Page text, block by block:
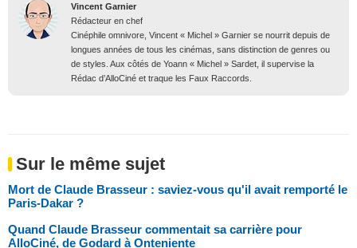
Vincent Garnier
Rédacteur en chef
Cinéphile omnivore, Vincent « Michel » Garnier se nourrit depuis de
longues années de tous les cinémas, sans distinction de genres ou
de styles. Aux côtés de Yoann « Michel » Sardet, il supervise la
Rédac d’AlloCiné et traque les Faux Raccords.
Sur le même sujet
Mort de Claude Brasseur : saviez-vous qu'il avait remporté le
Paris-Dakar ?
Quand Claude Brasseur commentait sa carrière pour
AlloCiné, de Godard à Onteniente